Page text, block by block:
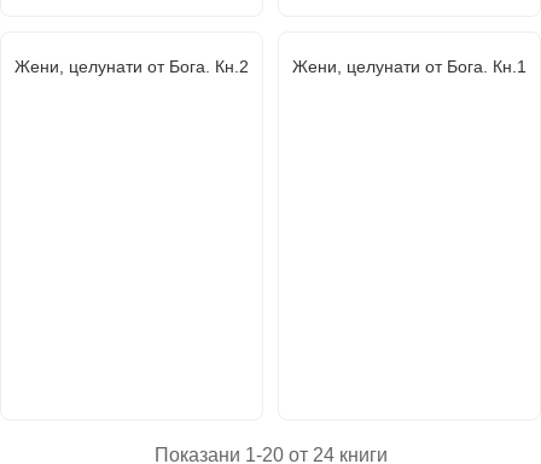
Жени, целунати от Бога. Кн.2 Жени, целунати от Бога. Кн.1
Показани 1-20 от 24 книги